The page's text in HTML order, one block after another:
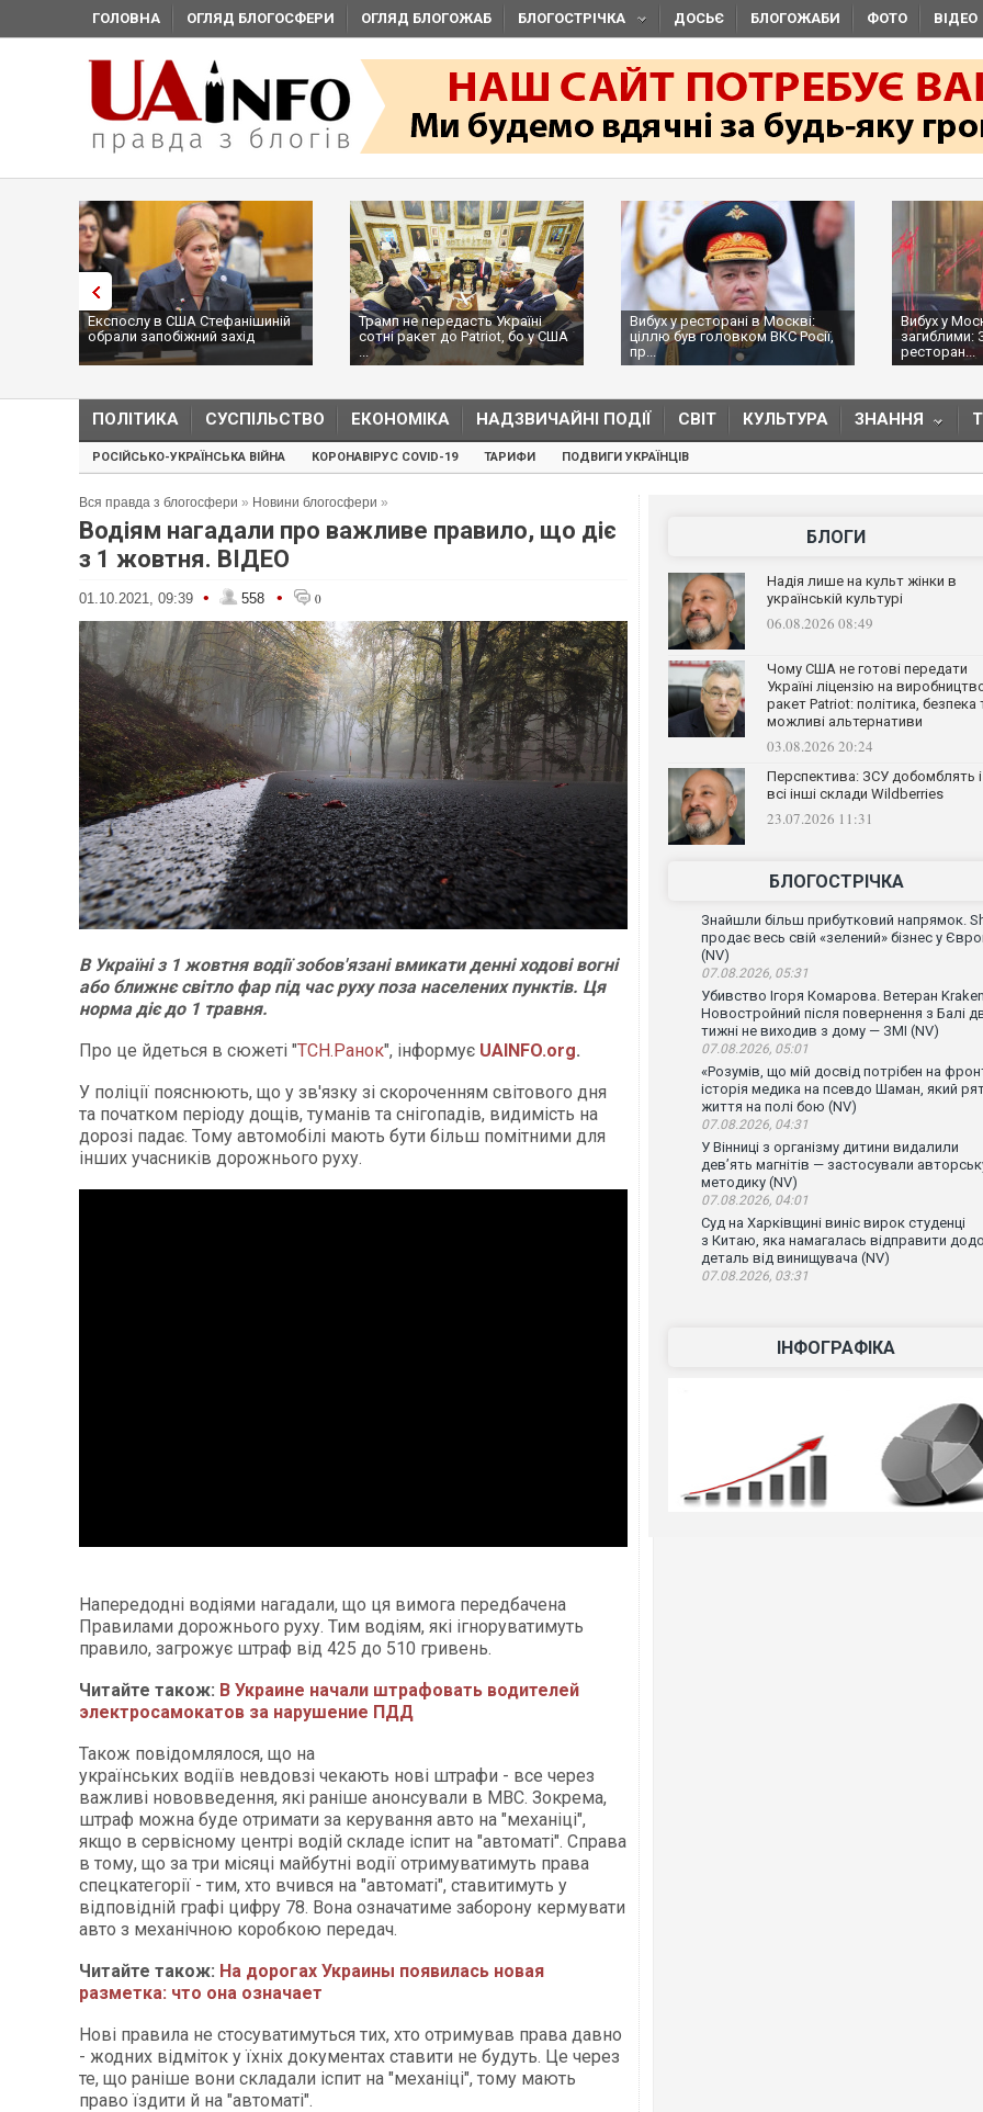
ГОЛОВНА ОГЛЯД БЛОГОСФЕРИ ОГЛЯД БЛОГОЖАБ БЛОГОСТРІЧКА ДОСЬЄ БЛОГОЖАБИ ФОТО ВІДЕО
Експослу в США Стефанішиній
обрали запобіжний захід
Трамп не передасть Україні
сотні ракет до Patriot, бо у США
...
Вибух у ресторані в Москві:
ціллю був головком ВКС Росії,
пр...
Вибух у
загиблими:
ресторан...
ПОЛІТИКА СУСПІЛЬСТВО ЕКОНОМІКА НАДЗВИЧАЙНІ ПОДІЇ СВІТ КУЛЬТУРА ЗНАННЯ
РОСІЙСЬКО-УКРАЇНСЬКА ВІЙНА КОРОНАВІРУС COVID-19 ТАРИФИ ПОДВИГИ УКРАЇНЦІВ
Вся правда з блогосфери » Новини блогосфери »
Водіям нагадали про важливе правило, що діє
з 1 жовтня. ВІДЕО
01.10.2021, 09:39 • 558 • 0
В Україні з 1 жовтня водії зобов'язані вмикати денні ходові вогні
або ближнє світло фар під час руху поза населених пунктів. Ця
норма діє до 1 травня.
Про це йдеться в сюжеті "ТСН.Ранок", інформує UAINFO.org.
У поліції пояснюють, що у зв'язку зі скороченням світового дня
та початком періоду дощів, туманів та снігопадів, видимість на
дорозі падає. Тому автомобілі мають бути більш помітними для
інших учасників дорожнього руху.
Напередодні водіями нагадали, що ця вимога передбачена
Правилами дорожнього руху. Тим водіям, які ігноруватимуть
правило, загрожує штраф від 425 до 510 гривень.
Читайте також: В Украине начали штрафовать водителей
электросамокатов за нарушение ПДД
Також повідомлялося, що на
українських водіїв невдовзі чекають нові штрафи - все через
важливі нововведення, які раніше анонсували в МВС. Зокрема,
штраф можна буде отримати за керування авто на "механіці",
якщо в сервісному центрі водій складе іспит на "автоматі". Справа
в тому, що за три місяці майбутні водії отримуватимуть права
спецкатегорії - тим, хто вчився на "автоматі", ставитимуть у
відповідній графі цифру 78. Вона означатиме заборону кермувати
авто з механічною коробкою передач.
Читайте також: На дорогах Украины появилась новая
разметка: что она означает
Нові правила не стосуватимуться тих, хто отримував права давно
- жодних відміток у їхніх документах ставити не будуть. Це через
те, що раніше вони складали іспит на "механіці", тому мають
право їздити й на "автоматі".
БЛОГИ
Надія лише на культ жінки в
українській культурі
06.08.2026 08:49
Чому США не готові передати
Україні ліцензію на
ракет Patriot: політика, безпека
можливі альтернативи
03.08.2026 20:24
Перспектива: ЗСУ добомблять і
всі інші склади Wildberries
23.07.2026 11:31
БЛОГОСТРІЧКА
Знайшли більш прибутковий напрямок.
продає весь свій «зелений» бізнес у
(NV)
07.08.2026, 05:31
Убивство Ігоря Комарова. Ветеран Kraken
Новостройний після повернення з Балі
тижні не виходив з дому — ЗМІ (NV)
07.08.2026, 05:01
«Розумів, що мій досвід потрібен на
історія медика на псевдо Шаман, який
життя на полі бою (NV)
07.08.2026, 04:31
У Вінниці з організму дитини видалили
дев’ять магнітів — застосували
методику (NV)
07.08.2026, 04:01
Суд на Харківщині виніс вирок студенці
з Китаю, яка намагалась відправити
деталь від винищувача (NV)
07.08.2026, 03:31
ІНФОГРАФІКА